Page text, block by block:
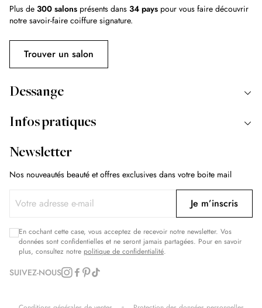
Plus de 300 salons présents dans 34 pays pour vous faire découvrir
notre savoir-faire coiffure signature.
Trouver un salon
Dessange
Infos pratiques
Newsletter
Nos nouveautés beauté et offres exclusives dans votre boite mail
Je m’inscris
En cochant cette case, vous acceptez de recevoir notre newsletter. Vos
données sont confidentielles et ne seront jamais partagées. Pour en savoir
plus, consultez notre politique de confidentialité.
SUIVEZ-NOUS